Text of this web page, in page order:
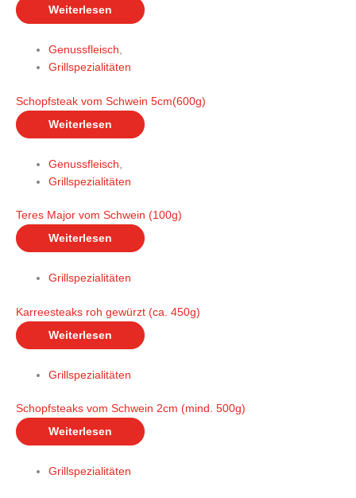
Weiterlesen
Genussfleisch,
Grillspezialitäten
Schopfsteak vom Schwein 5cm(600g)
Weiterlesen
Genussfleisch
Grillspezialitäten
Teres Major vom Schwein (100g)
Weiterlesen
Grillspezialitäten
Karreesteaks roh gewürzt (ca. 450g)
Weiterlesen
Grillspezialitäten
Schopfsteaks vom Schwein 2cm (mind. 500g)
Weiterlesen
Grillspezialitäten